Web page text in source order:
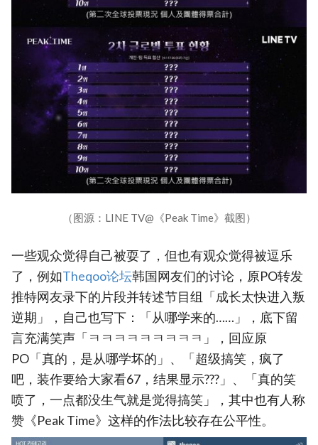
（图源：LINE TV@《Peak Time》截图）
一些观众觉得自己被耍了，但也有观众觉得被逗乐
了，例如‎Theqoo论坛韩国网友们的讨论，原PO转发
推特网友录下的片段并转述节目组「成长太快进入叛
逆期」，自己也写下：「从哪学来的……」，底下留
言充满笑声「ㅋㅋㅋㅋㅋㅋㅋㅋㅋ」，回应原
PO「真的，是从哪学坏的」、「超级搞笑，疯了
吧，装作要给大家看67，结果显示???」、「真的笑
喷了，一点都没生气就是觉得搞笑」，其中也有人称
赞《Peak Time》这样的作法比较存在公平性。